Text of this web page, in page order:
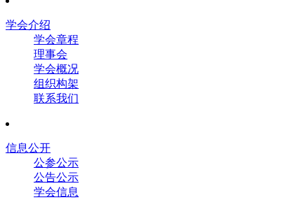
学会介绍
学会章程
理事会
学会概况
组织构架
联系我们
信息公开
公参公示
公告公示
学会信息